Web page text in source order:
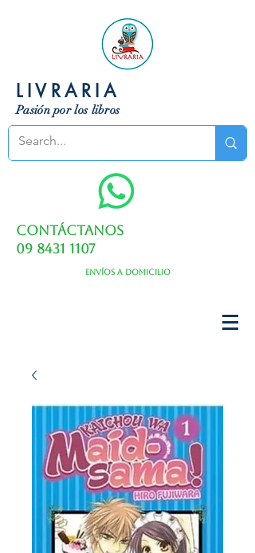
LIVRARIA
Pasión por los libros
Contáctanos
09 8431 1107
Envíos a domicilio